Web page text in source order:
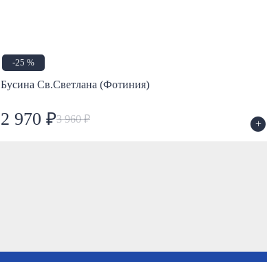
-25 %
Бусина Св.Светлана (Фотиния)
2 970 ₽3 960 ₽ +